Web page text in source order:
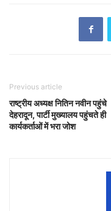
Previous article
राष्ट्रीय अध्यक्ष नितिन नवीन पहुंचे
देहरादून, पार्टी मुख्यालय पहुंचते ही
कार्यकर्ताओं में भरा जोश